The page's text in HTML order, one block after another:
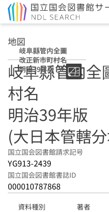
地図
岐阜縣管内全圖
改正新市町村名
明治39年版 (大日
本管轄分地圖)
岐阜縣管内全
村名
明治39年版
(大日本管轄
国立国会図書館請求記号
YG913-2439
国立国会図書館書誌ID
000010787868
資料種別 著者